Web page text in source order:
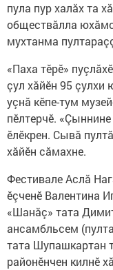
пула пур халăх та
обществăлла
мухтанма
«Паха тӗрӗ»
çул хăйӗн 95 çулхи
уçнă кӗпе-тум
пӗлтерчӗ.
ӗлӗкрен. Сывă
хăйӗн сăмахне.
Фестивале Аслă
ӗçченӗ Валентина
«Шанăç» тата
ансамбльсем
тата Шупашкартан
районӗнчен килнӗ